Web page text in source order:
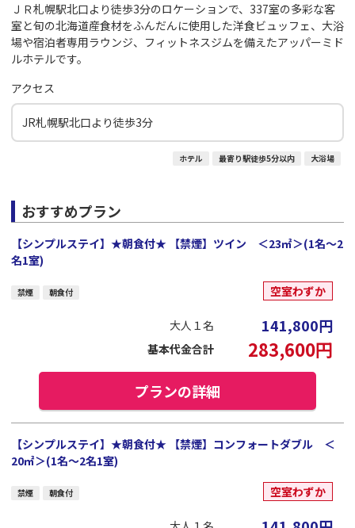
ＪＲ札幌駅北口より徒歩3分のロケーションで、337室の多彩な客
室と旬の北海道産食材をふんだんに使用した洋食ビュッフェ、大浴
場や宿泊者専用ラウンジ、フィットネスジムを備えたアッパーミド
ルホテルです。
アクセス
JR札幌駅北口より徒歩3分
ホテル 最寄り駅徒歩5分以内 大浴場
おすすめプラン
【シンプルステイ】★朝食付★ 【禁煙】ツイン ＜23㎡＞(1名～2
名1室)
禁煙 朝食付 空室わずか
大人１名 141,800円
基本代金合計 283,600円
プランの詳細
【シンプルステイ】★朝食付★ 【禁煙】コンフォートダブル ＜
20㎡＞(1名～2名1室)
禁煙 朝食付 空室わずか